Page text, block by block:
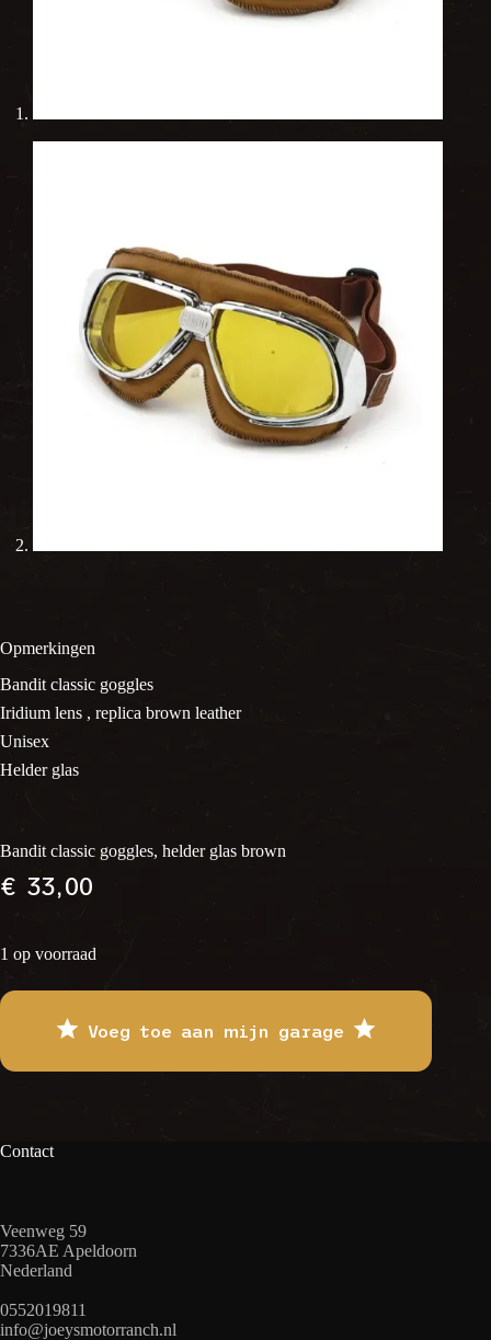
Opmerkingen
Bandit classic goggles
Iridium lens , replica brown leather
Unisex
Helder glas
Bandit classic goggles, helder glas brown
€33,00
1 op voorraad
Voeg toe aan mijn garage
Contact
Veenweg 59
7336AE Apeldoorn
Nederland
0552019811
info@joeysmotorranch.nl